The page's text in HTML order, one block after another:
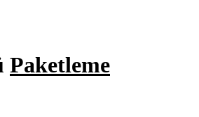
Paketleme